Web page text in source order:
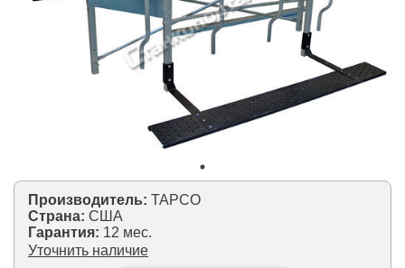
Производитель: TAPCO
Страна: США
Гарантия: 12 мес.
Уточнить наличие